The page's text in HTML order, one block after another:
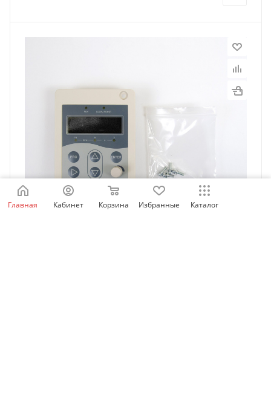
Главная Кабинет Корзина Избранные Каталог